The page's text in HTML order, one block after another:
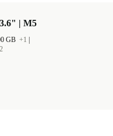
| M5
GB +1